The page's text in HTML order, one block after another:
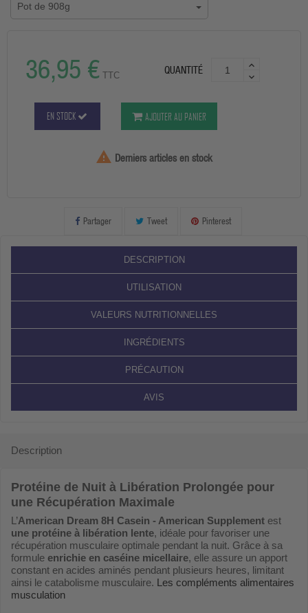
Pot de 908g
36,95 € TTC QUANTITÉ
EN STOCK AJOUTER AU PANIER
 Derniers articles en stock
Partager Tweet Pinterest
DESCRIPTION
UTILISATION
VALEURS NUTRITIONNELLES
INGRÉDIENTS
PRÉCAUTION
AVIS
Description
Protéine de Nuit à Libération Prolongée pour
une Récupération Maximale
L’American Dream 8H Casein - American Supplement est
une protéine à libération lente, idéale pour favoriser une
récupération musculaire optimale pendant la nuit. Grâce à sa
formule enrichie en caséine micellaire, elle assure un apport
constant en acides aminés pendant plusieurs heures, limitant
ainsi le catabolisme musculaire. Les compléments alimentaires
musculation